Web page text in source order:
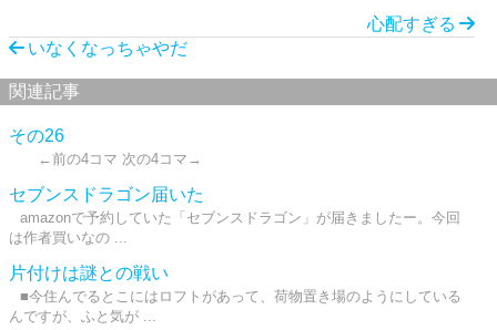
心配すぎる
いなくなっちゃやだ
関連記事
その26
←前の4コマ 次の4コマ→
セブンスドラゴン届いた
amazonで予約していた「セブンスドラゴン」が届きましたー。今回
は作者買いなの ...
片付けは謎との戦い
■今住んでるとこにはロフトがあって、荷物置き場のようにしている
んですが、ふと気が ...